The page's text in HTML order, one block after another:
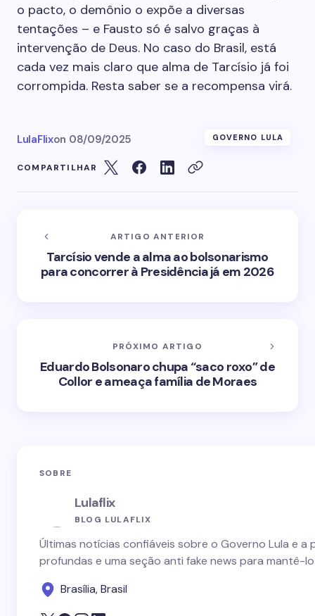
o pacto, o demônio o expõe a diversas
tentações – e Fausto só é salvo graças à
intervenção de Deus. No caso do Brasil, está
cada vez mais claro que alma de Tarcísio já foi
corrompida. Resta saber se a recompensa virá.
LulaFlixon 08/09/2025 GOVERNO LULA
COMPARTILHAR
ARTIGO ANTERIOR
Tarcísio vende a alma ao bolsonarismo
para concorrer à Presidência já em 2026
PRÓXIMO ARTIGO
Eduardo Bolsonaro chupa “saco roxo” de
Collor e ameaça família de Moraes
SOBRE
Lulaflix
BLOG LULAFLIX
Últimas notícias confiáveis sobre o Governo Lula e
profundas e uma seção anti fake news para mantê-
Brasília, Brasil